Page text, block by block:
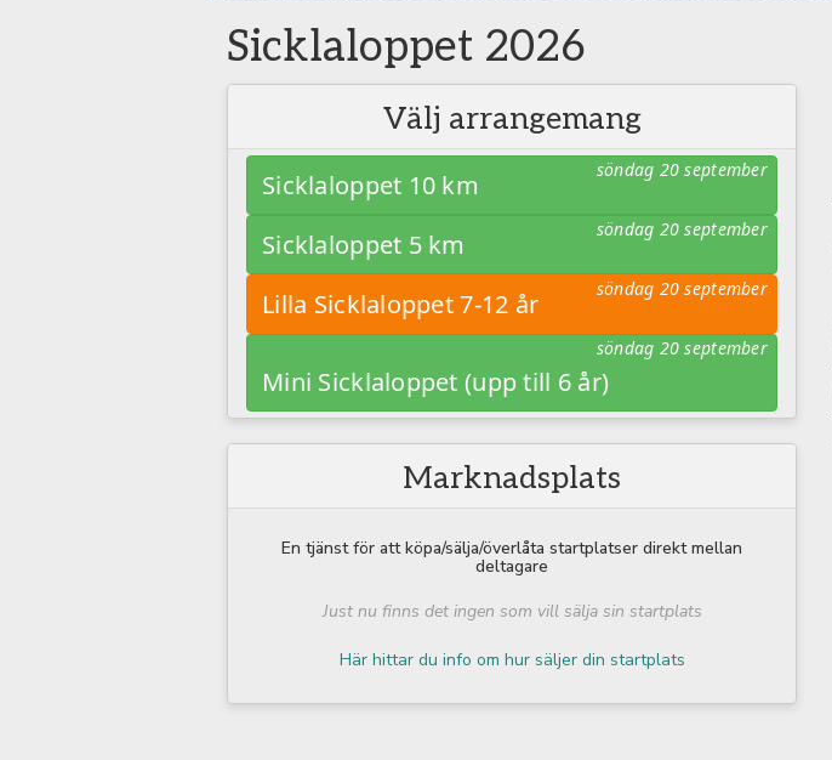
Sicklaloppet 2026
Välj arrangemang
söndag 20 september
Sicklaloppet 10 km
söndag 20 september
Sicklaloppet 5 km
söndag 20 september
Lilla Sicklaloppet 7-12 år
söndag 20 september
Mini Sicklaloppet (upp till 6 år)
Marknadsplats
En tjänst för att köpa/sälja/överlåta startplatser direkt mellan
deltagare
Just nu finns det ingen som vill sälja sin startplats
Här hittar du info om hur säljer din startplats